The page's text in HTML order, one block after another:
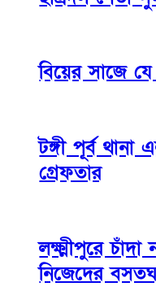
বিয়ের সাজে
টঙ্গী পূর্ব
গ্রেফতার
লক্ষ্মীপুরে
নিজেদের